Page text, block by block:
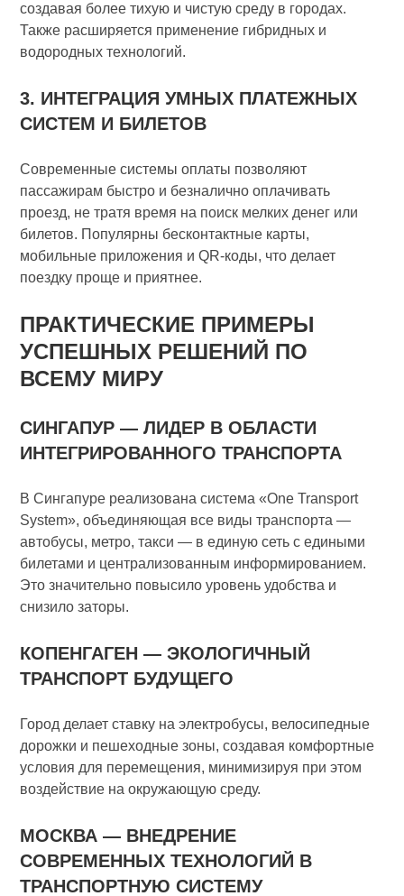
создавая более тихую и чистую среду в городах.
Также расширяется применение гибридных и
водородных технологий.
3. ИНТЕГРАЦИЯ УМНЫХ ПЛАТЕЖНЫХ
СИСТЕМ И БИЛЕТОВ
Современные системы оплаты позволяют
пассажирам быстро и безналично оплачивать
проезд, не тратя время на поиск мелких денег или
билетов. Популярны бесконтактные карты,
мобильные приложения и QR-коды, что делает
поездку проще и приятнее.
ПРАКТИЧЕСКИЕ ПРИМЕРЫ
УСПЕШНЫХ РЕШЕНИЙ ПО
ВСЕМУ МИРУ
СИНГАПУР — ЛИДЕР В ОБЛАСТИ
ИНТЕГРИРОВАННОГО ТРАНСПОРТА
В Сингапуре реализована система «One Transport
System», объединяющая все виды транспорта —
автобусы, метро, такси — в единую сеть с едиными
билетами и централизованным информированием.
Это значительно повысило уровень удобства и
снизило заторы.
КОПЕНГАГЕН — ЭКОЛОГИЧНЫЙ
ТРАНСПОРТ БУДУЩЕГО
Город делает ставку на электробусы, велосипедные
дорожки и пешеходные зоны, создавая комфортные
условия для перемещения, минимизируя при этом
воздействие на окружающую среду.
МОСКВА — ВНЕДРЕНИЕ
СОВРЕМЕННЫХ ТЕХНОЛОГИЙ В
ТРАНСПОРТНУЮ СИСТЕМУ